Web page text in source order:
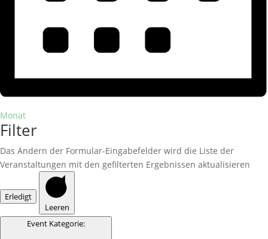
Monat
Filter
Das Ändern der Formular-Eingabefelder wird die Liste der
Veranstaltungen mit den gefilterten Ergebnissen aktualisieren
Erledigt
Leeren
Event Kategorie: